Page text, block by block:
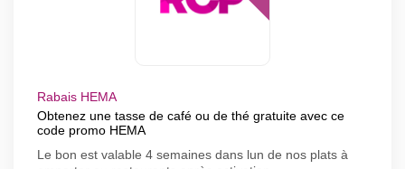
Rabais HEMA
Obtenez une tasse de café ou de thé gratuite avec ce
code promo HEMA
Le bon est valable 4 semaines dans lun de nos plats à